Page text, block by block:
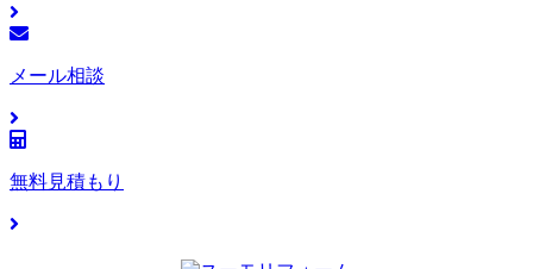
メール相談
無料見積もり